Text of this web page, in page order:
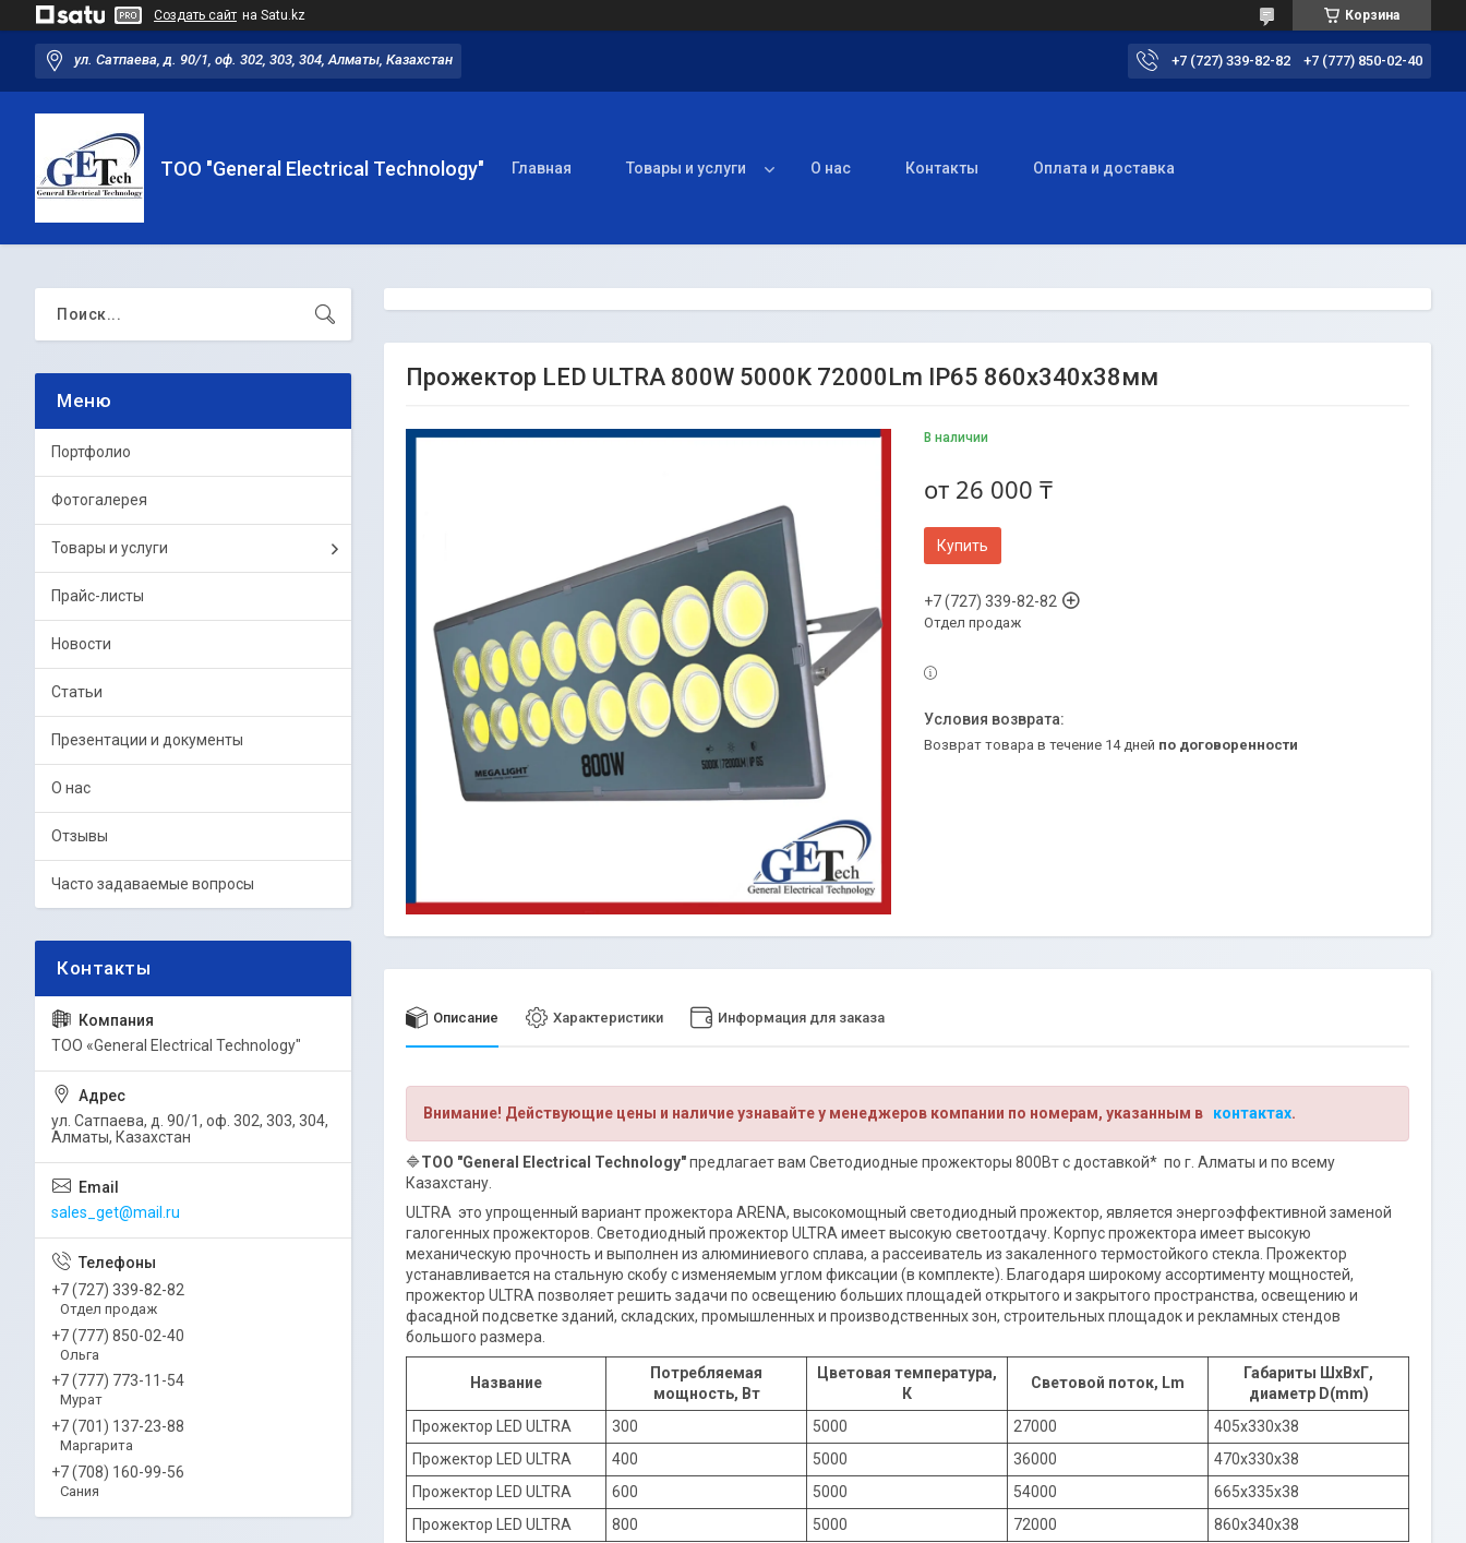
Создать сайт на Satu.kz Корзина
ул. Сатпаева, д. 90/1, оф. 302, 303, 304, Алматы, Казахстан +7 (727) 339-82-82 +7 (777) 850-02-40
ТОО "General Electrical Technology" Главная Товары и услуги О нас Контакты Оплата и доставка
Прожектор LED ULTRA 800W 5000K 72000Lm IP65 860х340х38мм
В наличии
от 26 000 ₸
Купить
+7 (727) 339-82-82
Отдел продаж
возврат товара в течение 14 дней по договоренности
Описание Характеристики Информация для заказа
Внимание! Действующие цены и наличие узнавайте у менеджеров компании по номерам, указанным в контактах.
🔷ТОО "General Electrical Technology"предлагает вам Светодиодные прожекторы 800Вт с доставкой* по г. Алматы и по всему
Казахстану.
ULTRA это упрощенный вариант прожектора ARENA, высокомощный светодиодный прожектор, является энергоэффективной заменой
галогенных прожекторов. Светодиодный прожектор ULTRA имеет высокую светоотдачу. Корпус прожектора имеет высокую
механическую прочность и выполнен из алюминиевого сплава, а рассеиватель из закаленного термостойкого стекла. Прожектор
устанавливается на стальную скобу с изменяемым углом фиксации (в комплекте). Благодаря широкому ассортименту мощностей,
прожектор ULTRA позволяет решить задачи по освещению больших площадей открытого и закрытого пространства, освещению и
фасадной подсветке зданий, складских, промышленных и производственных зон, строительных площадок и рекламных стендов
большого размера.
Название
Потребляемая
мощность, Вт
Цветовая температура,
К
Световой поток, Lm
Габариты ШхВхГ,
диаметр D(mm)
Прожектор LED ULTRA
300 5000 27000
405х330х38
Прожектор LED ULTRA
400 5000 36000
470x330x38
Прожектор LED ULTRA
600 5000 54000
665x335x38
Прожектор LED ULTRA
800 5000 72000 860х340х38
Портфолио
Фотогалерея
Товары и услуги
Прайс-листы
Новости
Статьи
Презентации и документы
О нас
Отзывы
Часто задаваемые вопросы
ТОО «General Electrical Technology"
ул. Сатпаева, д. 90/1, оф. 302, 303, 304,
Алматы, Казахстан
sales_get@mail.ru
+7 (727) 339-82-82
Отдел продаж
+7 (777) 850-02-40
Ольга
+7 (777) 773-11-54
Мурат
+7 (701) 137-23-88
Маргарита
+7 (708) 160-99-56
Сания